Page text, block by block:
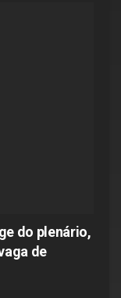
do plenário,
de